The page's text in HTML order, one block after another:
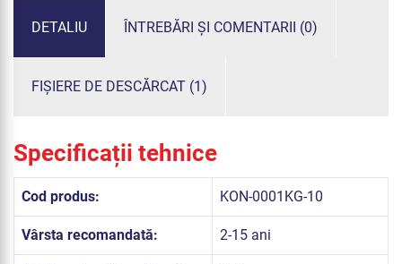
DETALIU ÎNTREBĂRI ȘI COMENTARII (0)
FIȘIERE DE DESCĂRCAT (1)
Specificații tehnice
Cod produs: KON-0001KG-10
Vârsta recomandată: 2-15 ani